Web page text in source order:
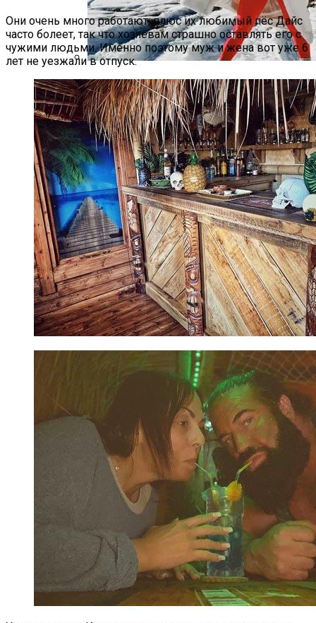
Семейное Наследие: Кейт Хадсон
Хранит Свои Наряды Для Дочери Рани
Они очень много работают, плюс их любимый пёс Дайс
часто болеет, так что хозяевам страшно оставлять его с
чужими людьми. Именно поэтому муж и жена вот уже 6
лет не уезжали в отпуск.